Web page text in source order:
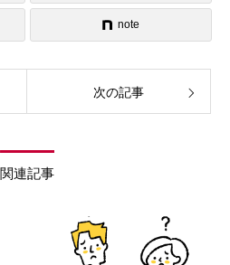
note
次の記事
関連記事